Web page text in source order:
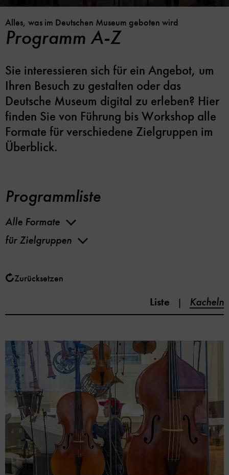
Alles, was im Deutschen Museum geboten wird
Programm A-Z
Sie interessieren sich für ein Angebot, um
Ihren Besuch zu gestalten oder das
Deutsche Museum digital zu erleben? Hier
finden Sie von Führung bis Workshop alle
Formate für verschiedene Zielgruppen im
Überblick.
Programmliste
Alle Formate
für Zielgruppen
Zurücksetzen
Liste Kacheln